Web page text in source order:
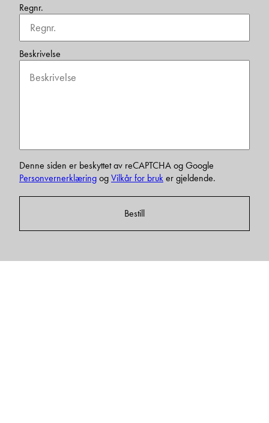
Regnr.
Beskrivelse
Denne siden er beskyttet av reCAPTCHA og Google
PersonvernerklæringogVilkår for bruker gjeldende.
Bestill